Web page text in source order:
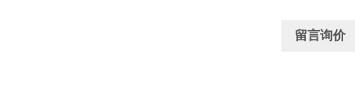
留言询价